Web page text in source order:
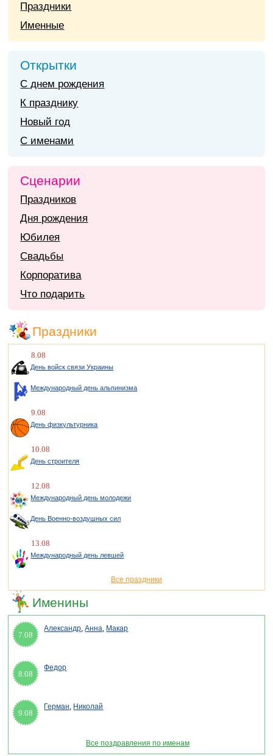
Праздники
Именные
Открытки
С днем рождения
К празднику
Новый год
С именами
Сценарии
Праздников
Дня рождения
Юбилея
Свадьбы
Корпоратива
Что подарить
Праздники
8.08
День войск связи Украины
Международный день альпинизма
9.08
День физкультурника
10.08
День строителя
12.08
Международный день молодежи
День Военно-воздушных сил
13.08
Международный день левшей
Все праздники
Именины
7.08
Александр,Анна, Макар
8.08
Федор
9.08
Герман, Николай
Все поздравления по именам